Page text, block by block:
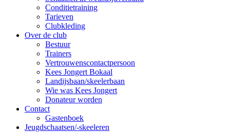
Conditietraining
Tarieven
Clubkleding
Over de club
Bestuur
Trainers
Vertrouwenscontactpersoon
Kees Jongert Bokaal
Landijsbaan/skeelerbaan
Wie was Kees Jongert
Donateur worden
Contact
Gastenboek
Jeugdschaatsen/-skeeleren